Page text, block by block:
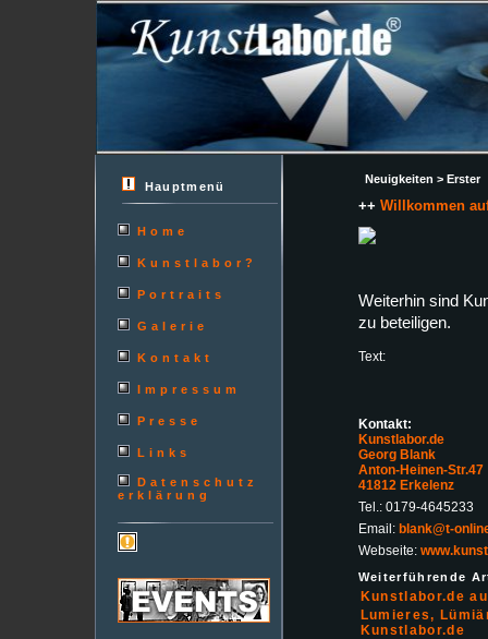
Hauptmenü
Home
Kunstlabor?
Portraits
Galerie
Kontakt
Impressum
Presse
Links
Datenschutz
erklärung
Neuigkeiten > Erster
++ Willkommen
Weiterhin sind
zu beteiligen.
Text:
Kontakt:
Kunstlabor.de
Georg Blank
Anton-Heinen-Str.47
41812 Erkelenz
Tel.: 0179-4645233
Email: blank@t-
Webseite:
Weiterführende
Kunstlabor.de
Lumieres,
Kunstlabor.de